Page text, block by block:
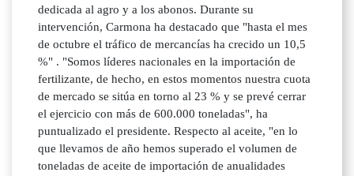
dedicada al agro y a los abonos. Durante su
intervención, Carmona ha destacado que "hasta el mes
de octubre el tráfico de mercancías ha crecido un 10,5
%" . "Somos líderes nacionales en la importación de
fertilizante, de hecho, en estos momentos nuestra cuota
de mercado se sitúa en torno al 23 % y se prevé cerrar
el ejercicio con más de 600.000 toneladas", ha
puntualizado el presidente. Respecto al aceite, "en lo
que llevamos de año hemos superado el volumen de
toneladas de aceite de importación de anualidades